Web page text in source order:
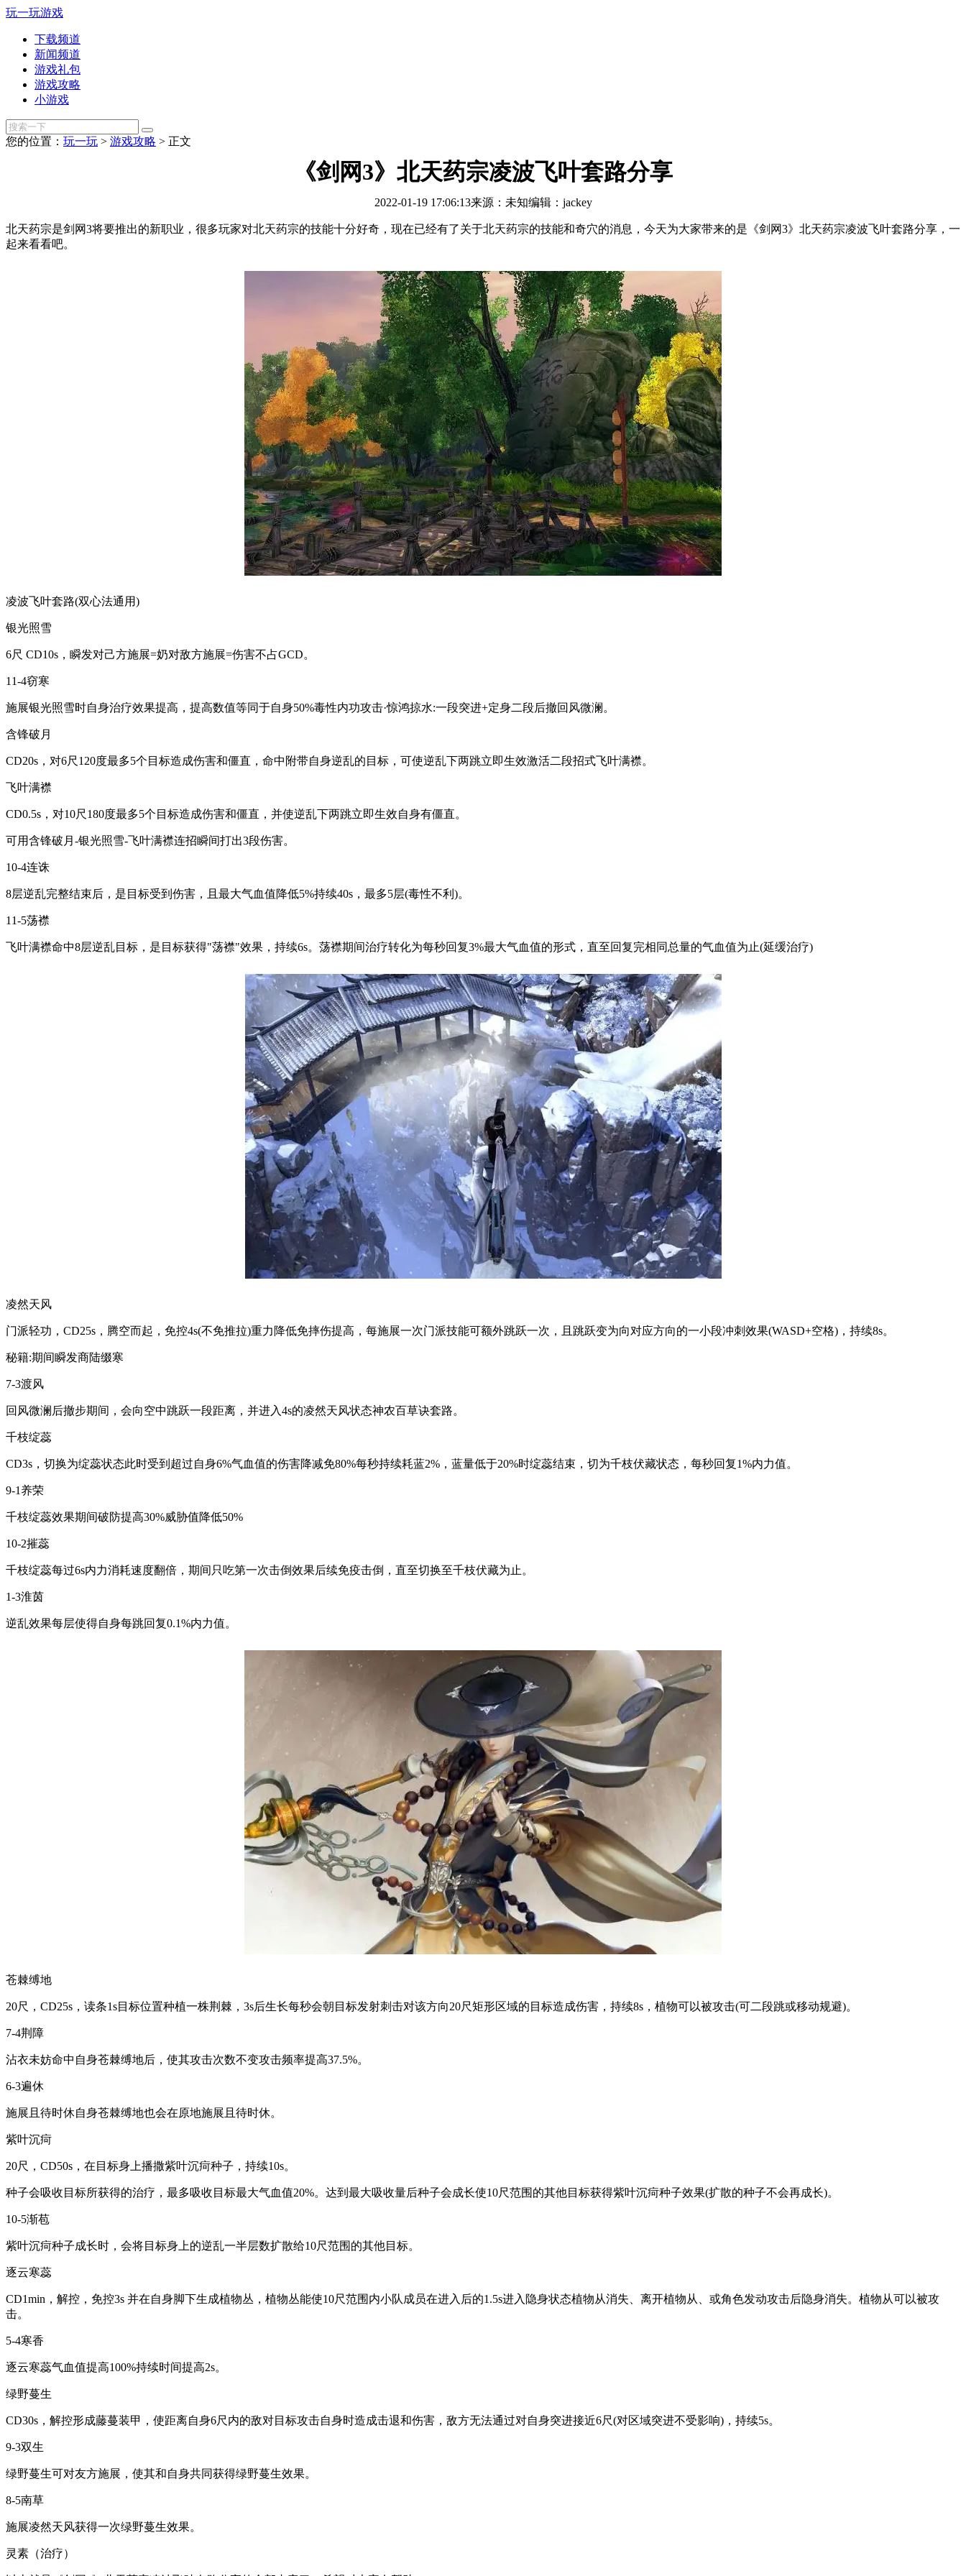
玩一玩游戏
下载频道
新闻频道
游戏礼包
游戏攻略
小游戏
您的位置： 玩一玩 > 游戏攻略 > 正文
《剑网3》北天药宗凌波飞叶套路分享
2022-01-19 17:06:13来源：未知编辑：jackey
北天药宗是剑网3将要推出的新职业，很多玩家对北天药宗的技能十分好奇，现在已经有了关于北天药宗的技能和奇穴的消息，今天为大家带来的是《剑网3》北天药宗凌波飞叶套路分享，一
起来看看吧。
凌波飞叶套路(双心法通用)
银光照雪
6尺 CD10s，瞬发对己方施展=奶对敌方施展=伤害不占GCD。
11-4窃寒
施展银光照雪时自身治疗效果提高，提高数值等同于自身50%毒性内功攻击·惊鸿掠水:一段突进+定身二段后撤回风微澜。
含锋破月
CD20s，对6尺120度最多5个目标造成伤害和僵直，命中附带自身逆乱的目标，可使逆乱下两跳立即生效激活二段招式飞叶满襟。
飞叶满襟
CD0.5s，对10尺180度最多5个目标造成伤害和僵直，并使逆乱下两跳立即生效自身有僵直。
可用含锋破月-银光照雪-飞叶满襟连招瞬间打出3段伤害。
10-4连诛
8层逆乱完整结束后，是目标受到伤害，且最大气血值降低5%持续40s，最多5层(毒性不利)。
11-5荡襟
飞叶满襟命中8层逆乱目标，是目标获得"荡襟"效果，持续6s。荡襟期间治疗转化为每秒回复3%最大气血值的形式，直至回复完相同总量的气血值为止(延缓治疗)
凌然天风
门派轻功，CD25s，腾空而起，免控4s(不免推拉)重力降低免摔伤提高，每施展一次门派技能可额外跳跃一次，且跳跃变为向对应方向的一小段冲刺效果(WASD+空格)，持续8s。
秘籍:期间瞬发商陆缀寒
7-3渡风
回风微澜后撤步期间，会向空中跳跃一段距离，并进入4s的凌然天风状态神农百草诀套路。
千枝绽蕊
CD3s，切换为绽蕊状态此时受到超过自身6%气血值的伤害降减免80%每秒持续耗蓝2%，蓝量低于20%时绽蕊结束，切为千枝伏藏状态，每秒回复1%内力值。
9-1养荣
千枝绽蕊效果期间破防提高30%威胁值降低50%
10-2摧蕊
千枝绽蕊每过6s内力消耗速度翻倍，期间只吃第一次击倒效果后续免疫击倒，直至切换至千枝伏藏为止。
1-3淮茵
逆乱效果每层使得自身每跳回复0.1%内力值。
苍棘缚地
20尺，CD25s，读条1s目标位置种植一株荆棘，3s后生长每秒会朝目标发射刺击对该方向20尺矩形区域的目标造成伤害，持续8s，植物可以被攻击(可二段跳或移动规避)。
7-4荆障
沾衣未妨命中自身苍棘缚地后，使其攻击次数不变攻击频率提高37.5%。
6-3遍休
施展且待时休自身苍棘缚地也会在原地施展且待时休。
紫叶沉疴
20尺，CD50s，在目标身上播撒紫叶沉疴种子，持续10s。
种子会吸收目标所获得的治疗，最多吸收目标最大气血值20%。达到最大吸收量后种子会成长使10尺范围的其他目标获得紫叶沉疴种子效果(扩散的种子不会再成长)。
10-5渐苞
紫叶沉疴种子成长时，会将目标身上的逆乱一半层数扩散给10尺范围的其他目标。
逐云寒蕊
CD1min，解控，免控3s 并在自身脚下生成植物丛，植物丛能使10尺范围内小队成员在进入后的1.5s进入隐身状态植物从消失、离开植物从、或角色发动攻击后隐身消失。植物从可以被攻
击。
5-4寒香
逐云寒蕊气血值提高100%持续时间提高2s。
绿野蔓生
CD30s，解控形成藤蔓装甲，使距离自身6尺内的敌对目标攻击自身时造成击退和伤害，敌方无法通过对自身突进接近6尺(对区域突进不受影响)，持续5s。
9-3双生
绿野蔓生可对友方施展，使其和自身共同获得绿野蔓生效果。
8-5南草
施展凌然天风获得一次绿野蔓生效果。
灵素（治疗）​​​​​​​